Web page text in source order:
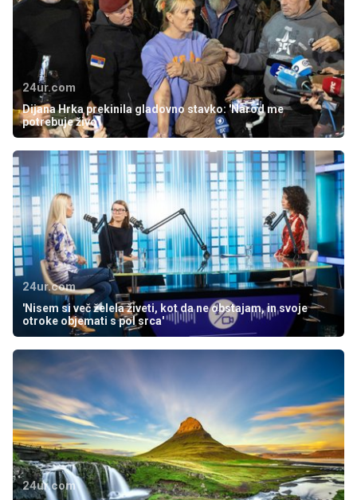
24ur.com
Dijana Hrka prekinila gladovno stavko: 'Narod me
potrebuje živo'
24ur.com
'Nisem si več želela živeti, kot da ne obstajam, in svoje
otroke objemati s pol srca'
24ur.com